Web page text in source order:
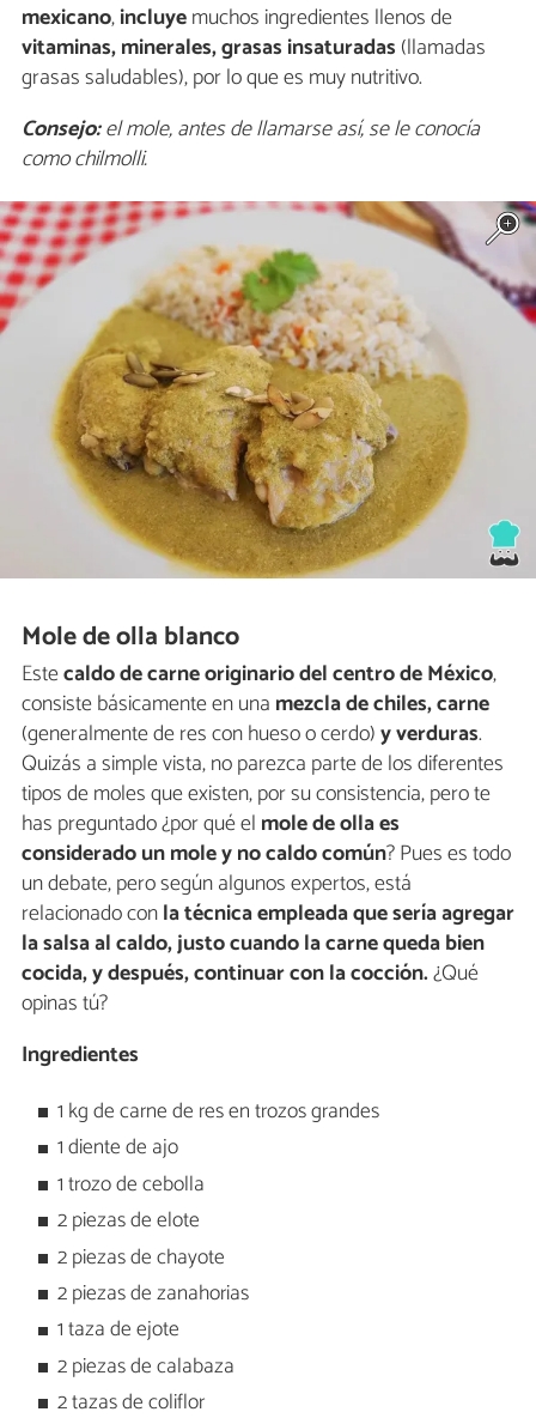
mexicano,incluyemuchos ingredientes llenos de
vitaminas, minerales, grasas insaturadas (llamadas
grasas saludables), por lo que es muy nutritivo.
Consejo:el mole, antes de llamarse así, se le conocía
como chilmolli.
Mole de olla blanco
Estecaldo de carne originario del centro de México,
consiste básicamente en una mezcla de chiles, carne
(generalmente de res con hueso o cerdo)y verduras.
Quizás a simple vista, no parezca parte de los diferentes
tipos de moles que existen, por su consistencia, pero te
has preguntado ¿por qué el mole de olla es
considerado un mole y no caldo común? Pues es todo
un debate, pero según algunos expertos, está
relacionado conla técnica empleada que sería agregar
la salsa al caldo, justo cuando la carne queda bien
cocida, y después, continuar con la cocción.¿Qué
opinas tú?
Ingredientes
1 kg de carne de res en trozos grandes
1 diente de ajo
1 trozo de cebolla
2 piezas de elote
2 piezas de chayote
2 piezas de zanahorias
1 taza de ejote
2 piezas de calabaza
2 tazas de coliflor